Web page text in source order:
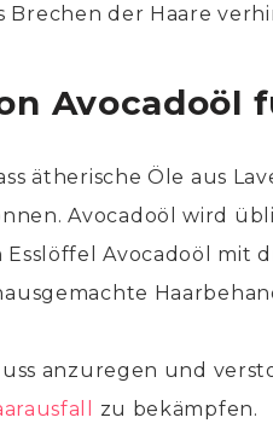
Brechen der Haare
Avocadoöl
ätherische Öle aus
Avocadoöl wird
Avocadoöl mit
anzuregen und
zu bekämpfen.